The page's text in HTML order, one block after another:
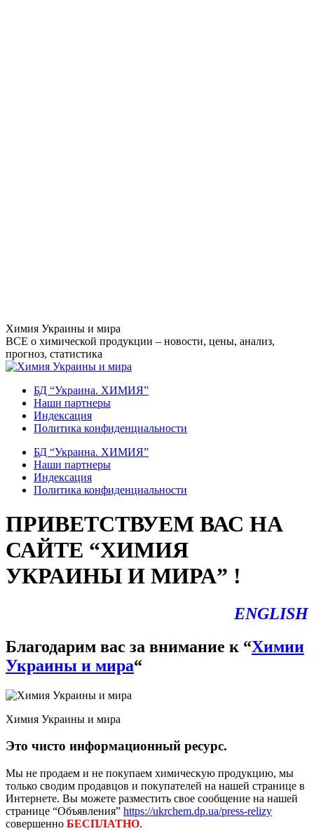
Перейти
к
содержанию
Химия Украины и мира
ВСЕ о химической продукции – новости, цены, анализ,
прогноз, статистика
БД “Украина. ХИМИЯ”
Наши партнеры
Индексация
Политика конфиденциальности
БД “Украина. ХИМИЯ”
Наши партнеры
Индексация
Политика конфиденциальности
ПРИВЕТСТВУЕМ ВАС НА
САЙТЕ “ХИМИЯ
УКРАИНЫ И МИРА” !
ENGLISH
Благодарим вас за внимание к “Химии
Украины и мира“
Химия Украины и мира
Это чисто информационный ресурс.
Мы не продаем и не покупаем химическую продукцию, мы
только сводим продавцов и покупателей на нашей странице в
Интернете. Вы можете разместить свое сообщение на нашей
странице “Объявления” https://ukrchem.dp.ua/press-relizy
совершенно БЕСПЛАТНО.